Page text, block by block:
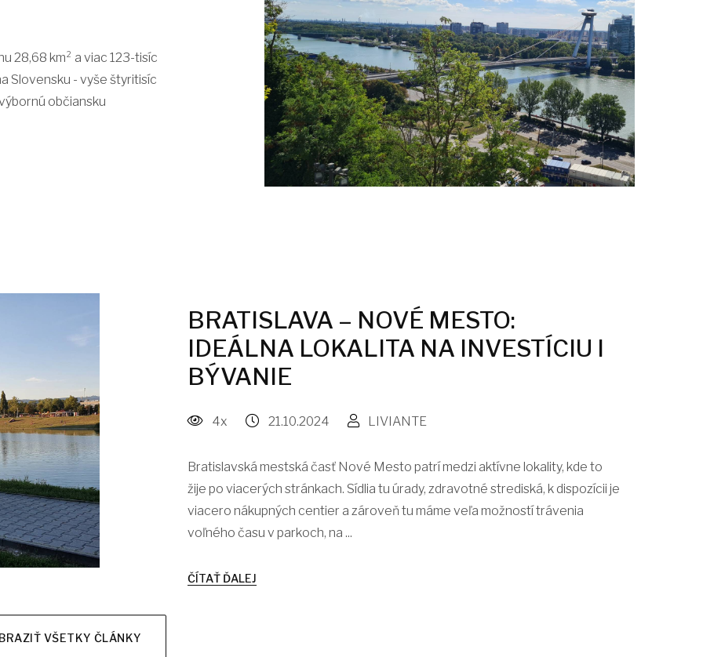
28,68 km² a viac 123-tisíc
Slovensku - vyše štyritisíc
občiansku
BRATISLAVA – NOVÉ MESTO:
IDEÁLNA LOKALITA NA INVESTÍCIU I
BÝVANIE
4x 21.10.2024 LIVIANTE
Bratislavská mestská časť Nové Mesto patrí medzi aktívne lokality, kde to
žije po viacerých stránkach. Sídlia tu úrady, zdravotné strediská, k dispozícii je
viacero nákupných centier a zároveň tu máme veľa možností trávenia
voľného času v parkoch, na ...
ČÍTAŤ ĎALEJ
VŠETKY ČLÁNKY